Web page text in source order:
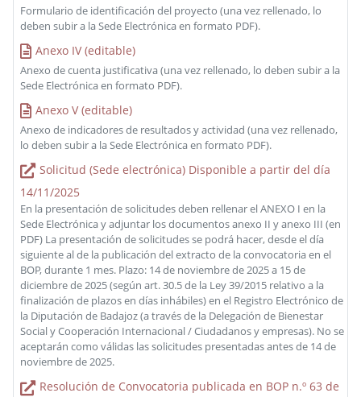
Formulario de identificación del proyecto (una vez rellenado, lo
deben subir a la Sede Electrónica en formato PDF).
Anexo IV (editable)
Anexo de cuenta justificativa (una vez rellenado, lo deben subir a la
Sede Electrónica en formato PDF).
Anexo V (editable)
Anexo de indicadores de resultados y actividad (una vez rellenado,
lo deben subir a la Sede Electrónica en formato PDF).
Solicitud (Sede electrónica) Disponible a partir del día
14/11/2025
En la presentación de solicitudes deben rellenar el ANEXO I en la
Sede Electrónica y adjuntar los documentos anexo II y anexo III (en
PDF) La presentación de solicitudes se podrá hacer, desde el día
siguiente al de la publicación del extracto de la convocatoria en el
BOP, durante 1 mes. Plazo: 14 de noviembre de 2025 a 15 de
diciembre de 2025 (según art. 30.5 de la Ley 39/2015 relativo a la
finalización de plazos en días inhábiles) en el Registro Electrónico de
la Diputación de Badajoz (a través de la Delegación de Bienestar
Social y Cooperación Internacional / Ciudadanos y empresas). No se
aceptarán como válidas las solicitudes presentadas antes de 14 de
noviembre de 2025.
Resolución de Convocatoria publicada en BOP n.º 63 de